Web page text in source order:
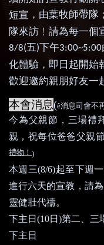
短宣 ， 由葉牧師帶隊；
隊來訪﹗請為每一個
8/8(五)下午3:00~5:00
化體驗，即日起開始
歡迎邀約親朋好友一
本會消息(ê消息司會不
今為父親節，三場禮
親，祝每位爸爸父親
禮物！ )
本週三(8/6)起至下週一
進行六天的宣教，請
靈健壯代禱。
下主日 (10日 )第二、三
下主日